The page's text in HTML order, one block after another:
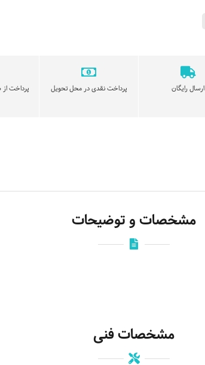
ارسال رایگان پرداخت نقدی در محل تحویل پرداخت از
مشخصات و توضیحات
مشخصات فنی